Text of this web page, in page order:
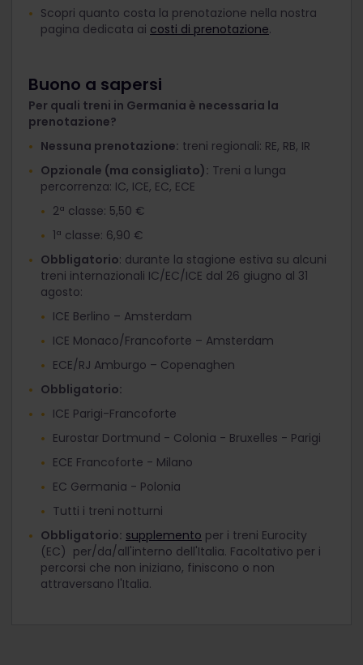
Scopri quanto costa la prenotazione nella nostra
pagina dedicata ai costi di prenotazione.
Buono a sapersi
Per quali treni in Germania è necessaria la
prenotazione?
Nessuna prenotazione: treni regionali: RE, RB, IR
Opzionale (ma consigliato): Treni a lunga
percorrenza: IC, ICE, EC, ECE
2ª classe: 5,50 €
1ª classe: 6,90 €
Obbligatorio: durante la stagione estiva su alcuni
treni internazionali IC/EC/ICE dal 26 giugno al 31
agosto:
ICE Berlino – Amsterdam
ICE Monaco/Francoforte – Amsterdam
ECE/RJ Amburgo – Copenaghen
Obbligatorio:
ICE Parigi-Francoforte
Eurostar Dortmund - Colonia - Bruxelles - Parigi
ECE Francoforte - Milano
EC Germania - Polonia
Tutti i treni notturni
Obbligatorio: supplemento per i treni Eurocity
(EC) per/da/all'interno dell'Italia. Facoltativo per i
percorsi che non iniziano, finiscono o non
attraversano l'Italia.